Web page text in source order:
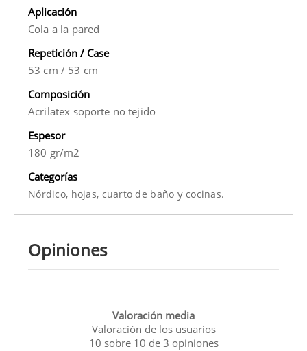
Aplicación
Cola a la pared
Repetición / Case
53 cm / 53 cm
Composición
Acrilatex soporte no tejido
Espesor
180 gr/m2
Categorías
Nórdico, hojas, cuarto de baño ycocinas.
Opiniones
Valoración media
Valoración de los usuarios
10 sobre 10 de 3 opiniones